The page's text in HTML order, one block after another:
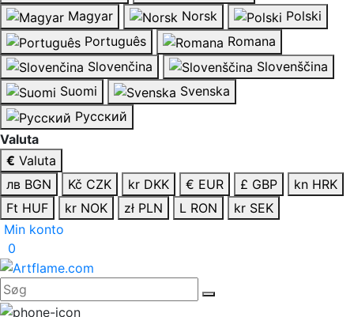
Magyar
Norsk
Polski
Português
Romana
Slovenčina
Slovenščina
Suomi
Svenska
Русский
Valuta
€ Valuta
лв BGN
Kč CZK kr DKK € EUR £ GBP
kn HRK
Ft HUF
kr NOK zł PLN L RON
kr SEK
Min konto
0